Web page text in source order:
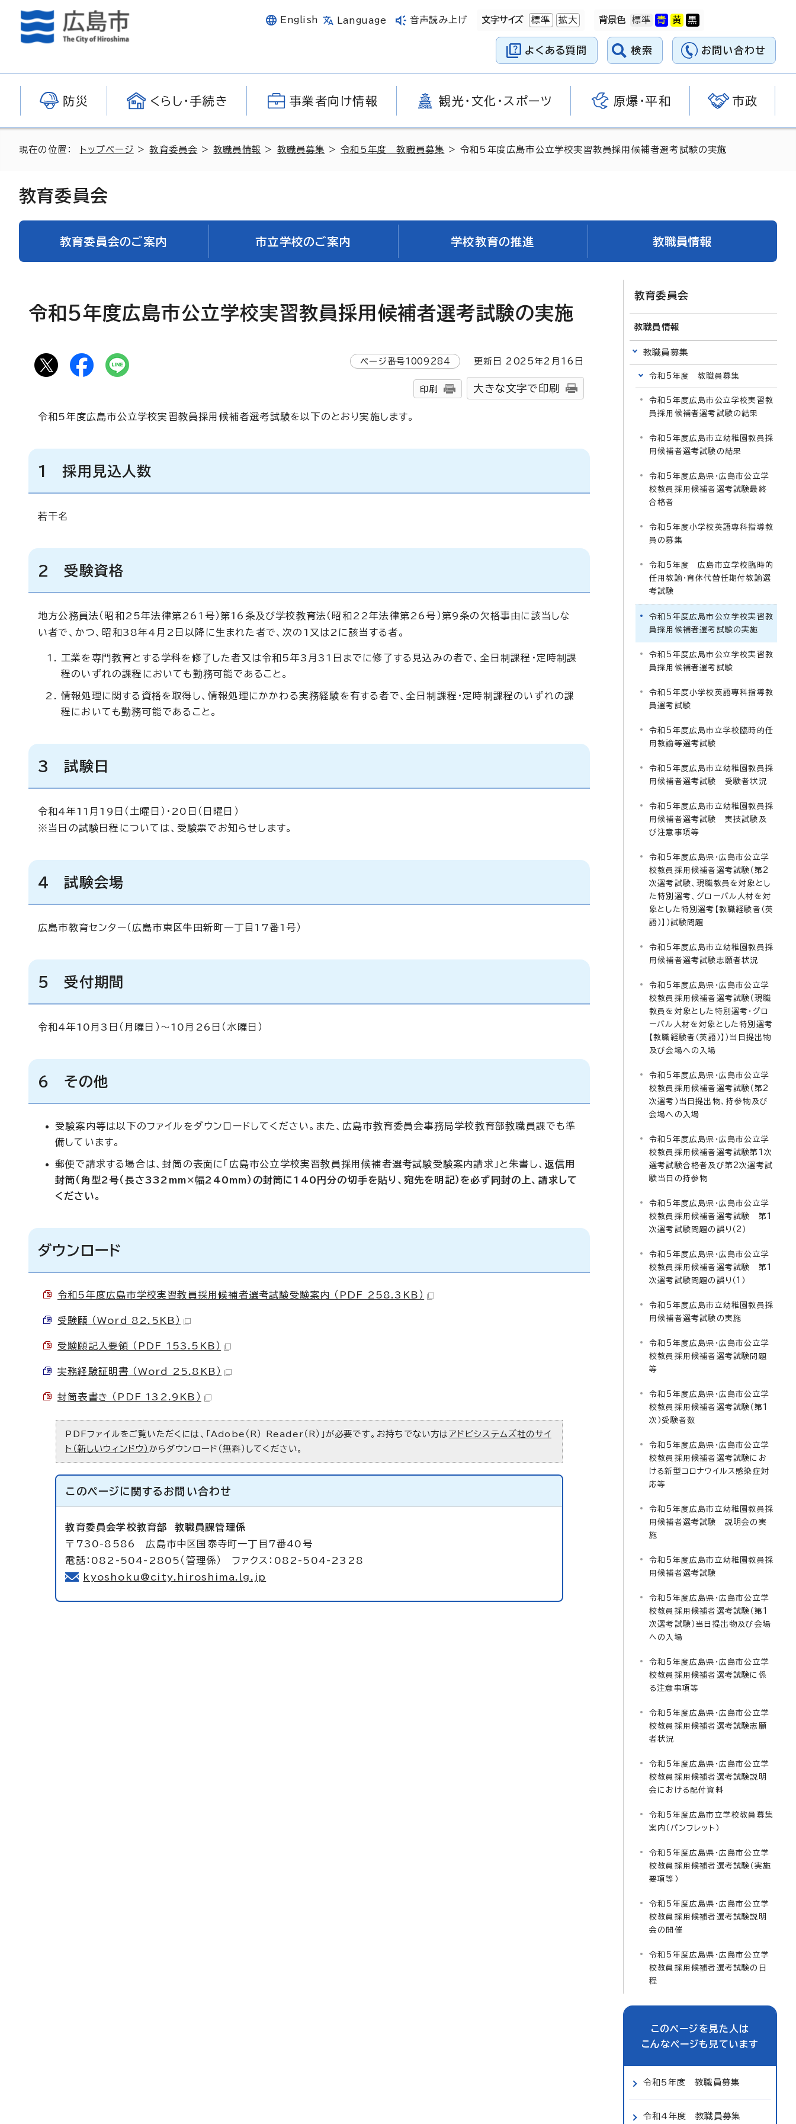
English Language 音声読み上げ 文字サイズ 標準 拡大 背景色
よくある質問 検索 お問い合わせ
防災 くらし・手続き 事業者向け情報 観光・文化・スポーツ 原爆・平和 市政
現在の位置： トップページ >教育委員会 >教職員情報 > 教職員募集 >令和5年度 教職員募集 > 令和5年度広島市公立学校実習教員採用候補者選考試験の実施
教育委員会
教育委員会のご案内 市立学校のご案内 学校教育の推進 教職員情報
令和5年度広島市公立学校実習教員採用候補者選考試験の実施
ページ番号1009284 更新日 2025年2月 16 日
印刷 大きな文字で印刷
令和5年度広島市公立学校実習教員採用候補者選考試験を以下のとおり実施します。
1 採用見込人数
若干名
2 受験資格
地方公務員法（昭和25年法律第261号）第16条及び学校教育法（昭和22年法律第26号）第9条の欠格事由に該当しな
い者で、かつ、昭和38年4月2日以降に生まれた者で、次の1又は2に該当する者。
工業を専門教育とする学科を修了した者又は令和5年3月31日までに修了する見込みの者で、全日制課程・定時制課
程のいずれの課程においても勤務可能であること。
情報処理に関する資格を取得し、情報処理にかかわる実務経験を有する者で、全日制課程・定時制課程のいずれの課
程においても勤務可能であること。
3 試験日
令和4年11月19日（土曜日）・20日（日曜日）
※当日の試験日程については、受験票でお知らせします。
4 試験会場
広島市教育センター（広島市東区牛田新町一丁目17番1号）
5 受付期間
令和4年10月3日（月曜日）～10月26日（水曜日）
6 その他
受験案内等は以下のファイルをダウンロードしてください。また、広島市教育委員会事務局学校教育部教職員課でも準
備しています。
郵便で請求する場合は、封筒の表面に「広島市公立学校実習教員採用候補者選考試験受験案内請求」と朱書し、返信用
封筒（角型2号（長さ332mm×幅240mm）の封筒に140円分の切手を貼り、宛先を明記）を必ず同封の上、請求して
ください。
ダウンロード
令和5年度広島市学校実習教員採用候補者選考試験受験案内 （PDF 258.3KB）
受験願 （Word 82.5KB）
受験願記入要領 （PDF 153.5KB）
実務経験証明書 （Word 25.8KB）
封筒表書き （PDF 132.9KB）
PDFファイルをご覧いただくには、「Adobe（R） Reader（R）」が必要です。お持ちでない方は アドビシステムズ社のサイ
ト（新しいウィンドウ） からダウンロード（無料）してください。
このページに関する お問い合わせ
教育委員会学校教育部 教職員課管理係
〒730-8586 広島市中区国泰寺町一丁目7番40号
電話：082-504-2805（管理係） ファクス：082-504-2328
kyoshoku@city.hiroshima.lg.jp
教育委員会
教職員情報
教職員募集
令和5年度 教職員募集
令和5年度広島市公立学校実習教
員採用候補者選考試験の結果
令和5年度広島市立幼稚園教員採
用候補者選考試験の結果
令和5年度広島県・広島市公立学
校教員採用候補者選考試験最終
合格者
令和5年度小学校英語専科指導教
員の募集
令和5年度 広島市立学校臨時的
任用教諭・育休代替任期付教諭選
考試験
令和5年度広島市公立学校実習教
員採用候補者選考試験の実施
令和5年度広島市公立学校実習教
員採用候補者選考試験
令和5年度小学校英語専科指導教
員選考試験
令和5年度広島市立学校臨時的任
用教諭等選考試験
令和5年度広島市立幼稚園教員採
用候補者選考試験 受験者状況
令和5年度広島市立幼稚園教員採
用候補者選考試験 実技試験及
び注意事項等
令和5年度広島県・広島市公立学
校教員採用候補者選考試験（第2
次選考試験、現職教員を対象とし
た特別選考、グローバル人材を対
象とした特別選考【教職経験者（英
語）】）試験問題
令和5年度広島市立幼稚園教員採
用候補者選考試験志願者状況
令和5年度広島県・広島市公立学
校教員採用候補者選考試験（現職
教員を対象とした特別選考・グロ
ーバル人材を対象とした特別選考
【教職経験者（英語）】）当日提出物
及び会場への入場
令和5年度広島県・広島市公立学
校教員採用候補者選考試験（第2
次選考）当日提出物、持参物及び
会場への入場
令和5年度広島県・広島市公立学
校教員採用候補者選考試験第1次
選考試験合格者及び第2次選考試
験当日の持参物
令和5年度広島県・広島市公立学
校教員採用候補者選考試験 第1
次選考試験問題の誤り（2）
令和5年度広島県・広島市公立学
校教員採用候補者選考試験 第1
次選考試験問題の誤り（1）
令和5年度広島市立幼稚園教員採
用候補者選考試験の実施
令和5年度広島県・広島市公立学
校教員採用候補者選考試験問題
等
令和5年度広島県・広島市公立学
校教員採用候補者選考試験（第1
次）受験者数
令和5年度広島県・広島市公立学
校教員採用候補者選考試験にお
ける新型コロナウイルス感染症対
応等
令和5年度広島市立幼稚園教員採
用候補者選考試験 説明会の実
施
令和5年度広島市立幼稚園教員採
用候補者選考試験
令和5年度広島県・広島市公立学
校教員採用候補者選考試験（第1
次選考試験）当日提出物及び会場
への入場
令和5年度広島県・広島市公立学
校教員採用候補者選考試験に係
る注意事項等
令和5年度広島県・広島市公立学
校教員採用候補者選考試験志願
者状況
令和5年度広島県・広島市公立学
校教員採用候補者選考試験説明
会における配付資料
令和5年度広島市立学校教員募集
案内（パンフレット）
令和5年度広島県・広島市公立学
校教員採用候補者選考試験（実施
要項等）
令和5年度広島県・広島市公立学
校教員採用候補者選考試験説明
会の開催
令和5年度広島県・広島市公立学
校教員採用候補者選考試験の日
程
このページを見た人は
こんなページも見ています
令和5年度 教職員募集
令和4年度 教職員募集